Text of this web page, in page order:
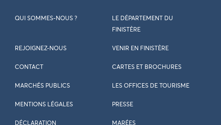
QUI SOMMES-NOUS ?
LE DÉPARTEMENT DU
FINISTÈRE
REJOIGNEZ-NOUS VENIR EN FINISTÈRE
CONTACT CARTES ET BROCHURES
MARCHÉS PUBLICS LES OFFICES DE TOURISME
MENTIONS LÉGALES PRESSE
DÉCLARATION
MARÉES